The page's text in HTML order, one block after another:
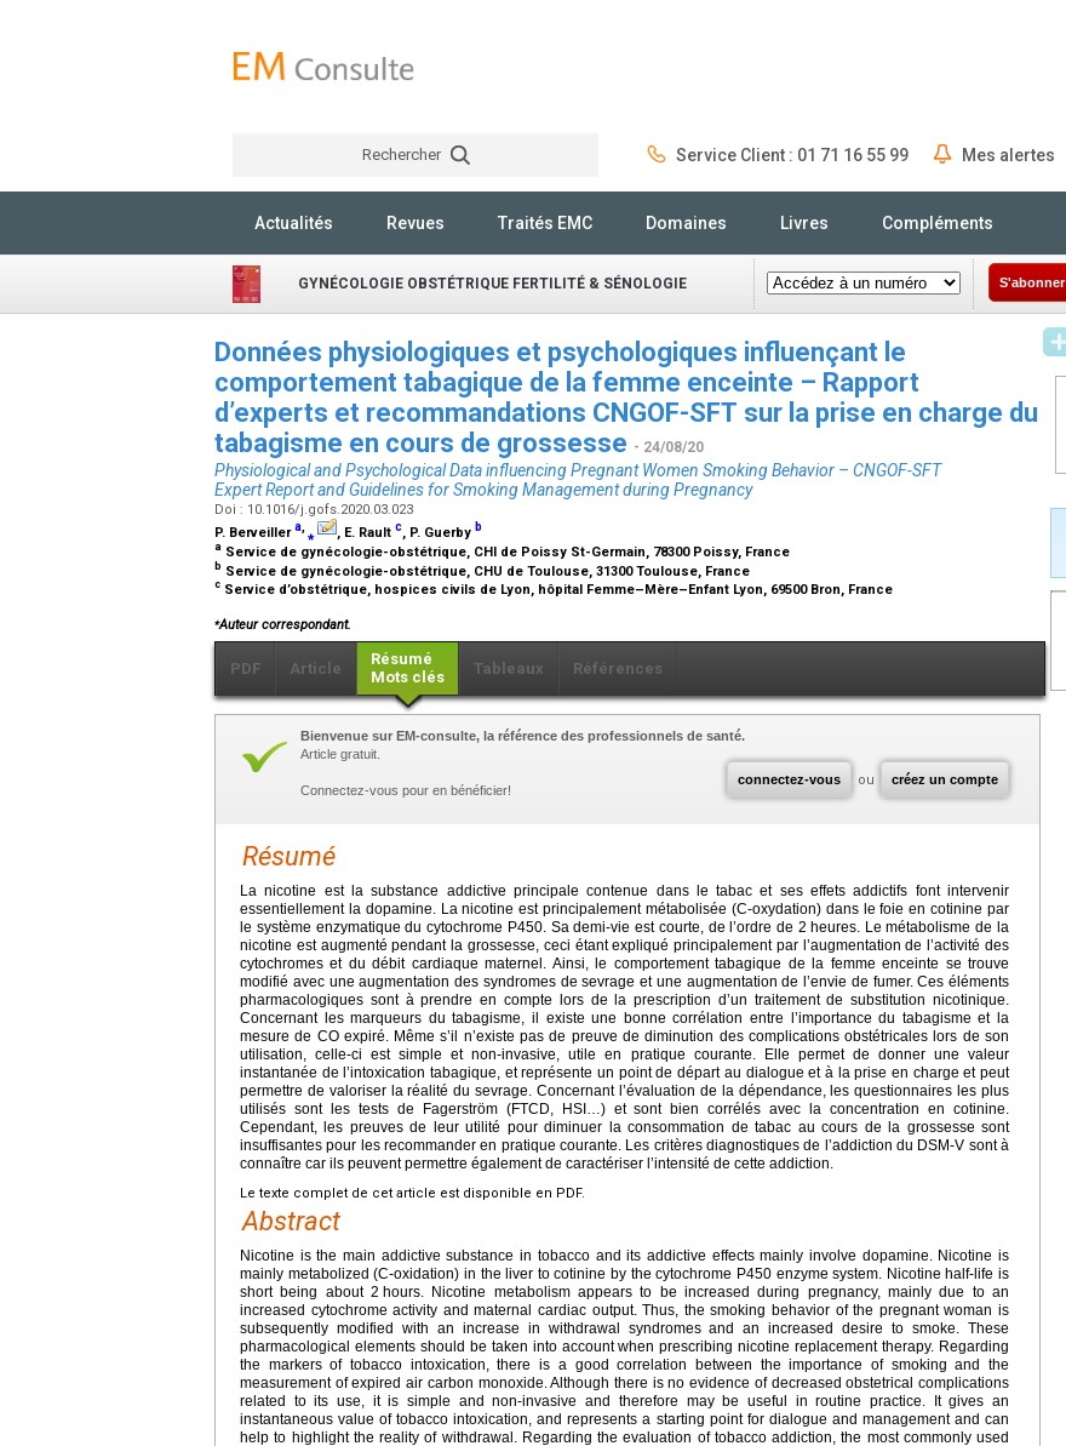
Rechercher Service Client : 01 71 16 55 99 Mes alertes
Actualités Revues Traités EMC Domaines Livres Compléments
GYNÉCOLOGIE OBSTÉTRIQUE FERTILITÉ & SÉNOLOGIE S'abonner
Données physiologiques et psychologiques influençant le
comportement tabagique de la femme enceinte – Rapport
d’experts et recommandations CNGOF-SFT sur la prise en charge du
tabagisme en cours de grossesse - 24/08/20
Physiological and Psychological Data influencing Pregnant Women Smoking Behavior – CNGOF-SFT
Expert Report and Guidelines for Smoking Management during Pregnancy
Doi : 10.1016/j.gofs.2020.03.023
P. Berveillera,⁎ , E. Rault c, P. Guerby b
a Service de gynécologie-obstétrique, CHI de Poissy St-Germain, 78300 Poissy, France
b Service de gynécologie-obstétrique, CHU de Toulouse, 31300 Toulouse, France
c Service d’obstétrique, hospices civils de Lyon, hôpital Femme–Mère–Enfant Lyon, 69500 Bron, France
⁎Auteur correspondant.
PDF Article
Résumé
Mots clés
Tableaux Références
connectez-vous ou créez un compte
Bienvenue sur EM-consulte, la référence des professionnels de santé.
Article gratuit.
Connectez-vous pour en bénéficier!
Résumé
La nicotine est la substance addictive principale contenue dans le tabac et ses effets addictifs font intervenir
essentiellement la dopamine. La nicotine est principalement métabolisée (C-oxydation) dans le foie en cotinine par
le système enzymatique du cytochrome P450. Sa demi-vie est courte, de l’ordre de 2 heures. Le métabolisme de la
nicotine est augmenté pendant la grossesse, ceci étant expliqué principalement par l’augmentation de l’activité des
cytochromes et du débit cardiaque maternel. Ainsi, le comportement tabagique de la femme enceinte se trouve
modifié avec une augmentation des syndromes de sevrage et une augmentation de l’envie de fumer. Ces éléments
pharmacologiques sont à prendre en compte lors de la prescription d’un traitement de substitution nicotinique.
Concernant les marqueurs du tabagisme, il existe une bonne corrélation entre l’importance du tabagisme et la
mesure de CO expiré. Même s’il n’existe pas de preuve de diminution des complications obstétricales lors de son
utilisation, celle-ci est simple et non-invasive, utile en pratique courante. Elle permet de donner une valeur
instantanée de l’intoxication tabagique, et représente un point de départ au dialogue et à la prise en charge et peut
permettre de valoriser la réalité du sevrage. Concernant l’évaluation de la dépendance, les questionnaires les plus
utilisés sont les tests de Fagerström (FTCD, HSI…) et sont bien corrélés avec la concentration en cotinine.
Cependant, les preuves de leur utilité pour diminuer la consommation de tabac au cours de la grossesse sont
insuffisantes pour les recommander en pratique courante. Les critères diagnostiques de l’addiction du DSM-V sont à
connaître car ils peuvent permettre également de caractériser l’intensité de cette addiction.
Le texte complet de cet article est disponible en PDF.
Abstract
Nicotine is the main addictive substance in tobacco and its addictive effects mainly involve dopamine. Nicotine is
mainly metabolized (C-oxidation) in the liver to cotinine by the cytochrome P450 enzyme system. Nicotine half-life is
short being about 2 hours. Nicotine metabolism appears to be increased during pregnancy, mainly due to an
increased cytochrome activity and maternal cardiac output. Thus, the smoking behavior of the pregnant woman is
subsequently modified with an increase in withdrawal syndromes and an increased desire to smoke. These
pharmacological elements should be taken into account when prescribing nicotine replacement therapy. Regarding
the markers of tobacco intoxication, there is a good correlation between the importance of smoking and the
measurement of expired air carbon monoxide. Although there is no evidence of decreased obstetrical complications
related to its use, it is simple and non-invasive and therefore may be useful in routine practice. It gives an
instantaneous value of tobacco intoxication, and represents a starting point for dialogue and management and can
help to highlight the reality of withdrawal. Regarding the evaluation of tobacco addiction, the most commonly used